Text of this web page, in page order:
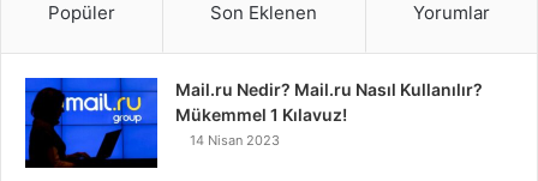
Popüler Son Eklenen Yorumlar
Mail.ru Nedir? Mail.ru Nasıl Kullanılır?
Mükemmel 1 Kılavuz!
14 Nisan 2023